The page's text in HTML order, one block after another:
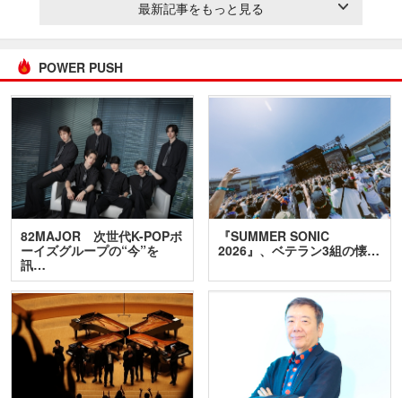
最新記事をもっと見る
POWER PUSH
82MAJOR 次世代K-POPボ
ーイズグループの“今”を
訊…
『SUMMER SONIC
2026』、ベテラン3組の懐…